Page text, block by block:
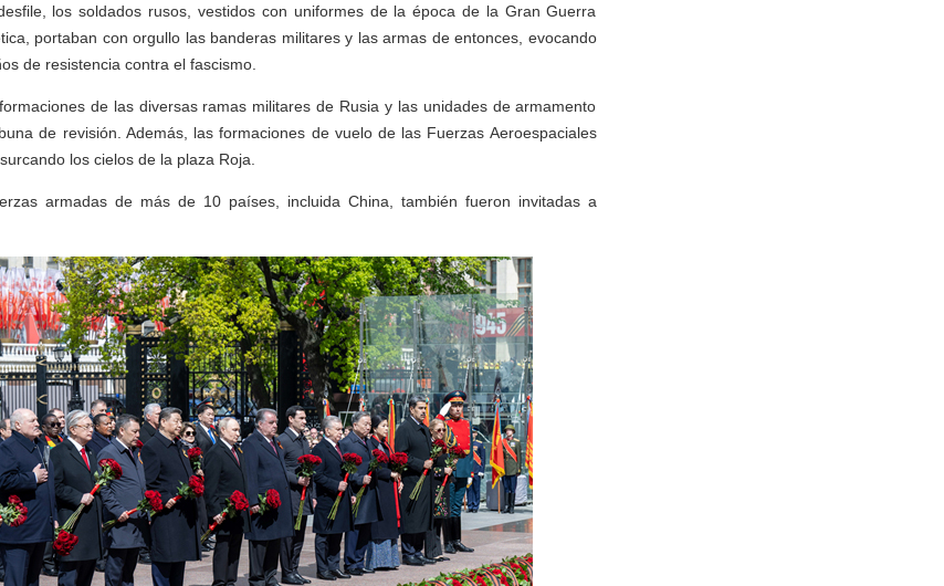
los soldados rusos, vestidos con uniformes de la época de la Gran Guerra
portaban con orgullo las banderas militares y las armas de entonces, evocando
de resistencia contra el fascismo.
de las diversas ramas militares de Rusia y las unidades de armamento
de revisión. Además, las formaciones de vuelo de las Fuerzas Aeroespaciales
los cielos de la plaza Roja.
armadas de más de 10 países, incluida China, también fueron invitadas a